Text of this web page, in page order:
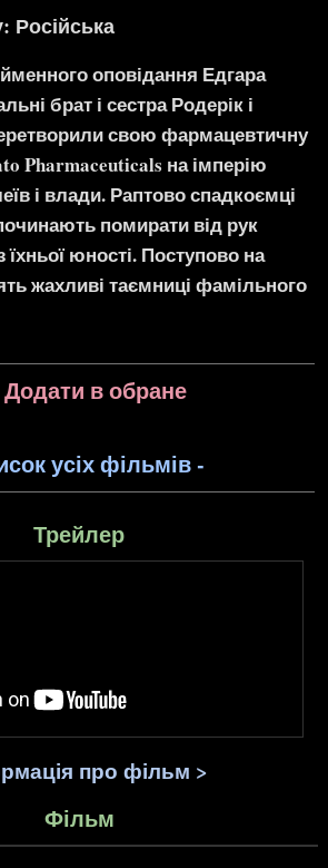
Російська
оповідання Едгара
брат і сестра Родерік і
свою фармацевтичну
Pharmaceuticals на імперію
і влади. Раптово спадкоємці
помирати від рук
їхньої юності. Поступово на
жахливі таємниці фамільного
Додати в обране
усіх фільмів -
Трейлер
про фільм >
Фільм